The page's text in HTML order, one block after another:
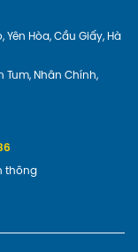
Yên Hòa, Cầu Giấy, Hà
Tum, Nhân Chính,
thông